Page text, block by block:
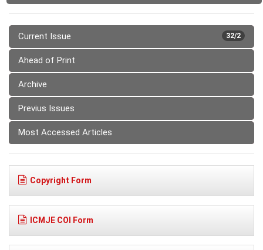
32/2
Current Issue
Ahead of Print
Archive
Previus Issues
Most Accessed Articles
Copyright Form
ICMJE COI Form